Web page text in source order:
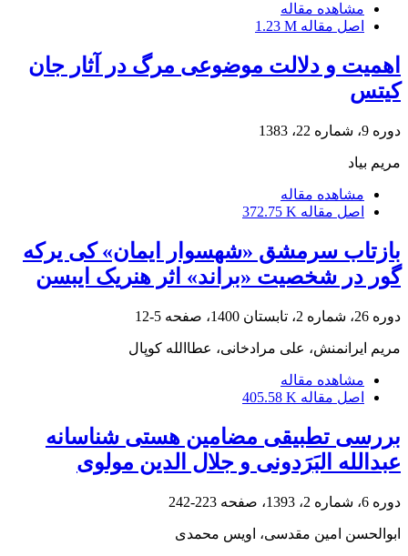
مشاهده مقاله
اصل مقاله 1.23 M
اهمیت و دلالت موضوعی مرگ در آثار جان
کیتس
دوره 9، شماره 22، 1383
مریم بیاد
مشاهده مقاله
اصل مقاله 372.75 K
بازتاب سرمشق «شهسوار ایمان» کی یرکه
گور در شخصیت «براند» اثر هنریک ایبسن
دوره 26، شماره 2، تابستان 1400، صفحه 5-12
مریم ایرانمنش، علی مرادخانی، عطاالله کوپال
مشاهده مقاله
اصل مقاله 405.58 K
بررسی تطبیقی مضامین هستی شناسانه
عبدالله البَرَدونی و جلال الدین مولوی
دوره 6، شماره 2، 1393، صفحه 223-242
ابوالحسن امین مقدسی، اویس محمدی